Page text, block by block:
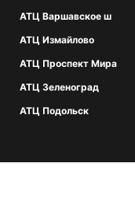
АТЦ Варшавское ш
АТЦ Измайлово
АТЦ Проспект Мира
АТЦ Зеленоград
АТЦ Подольск